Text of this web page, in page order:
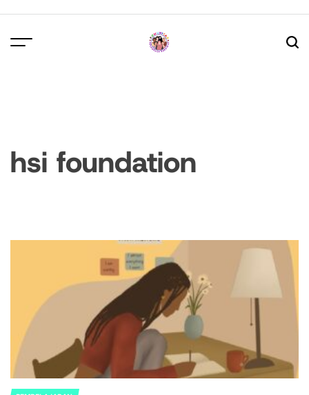
content
hsi foundation